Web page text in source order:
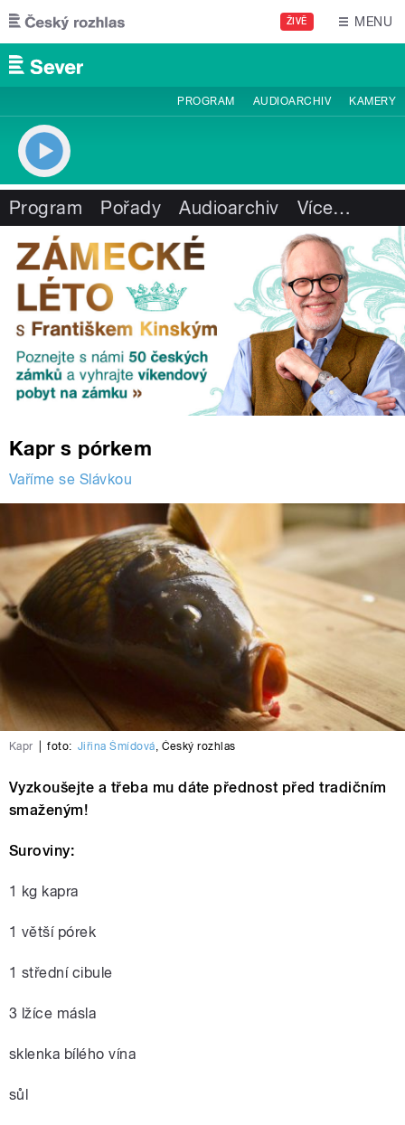
Přejít k hlavnímu obsahu
ŽIVĚ MENU
PROGRAM AUDIOARCHIV KAMERY
Program Pořady Audioarchiv Více…
Kapr s pórkem
Vaříme se Slávkou
Kapr foto: Jiřina Šmídová, Český rozhlas
Vyzkoušejte a třeba mu dáte přednost před tradičním
smaženým!
Suroviny:
1 kg kapra
1 větší pórek
1 střední cibule
3 lžíce másla
sklenka bílého vína
sůl